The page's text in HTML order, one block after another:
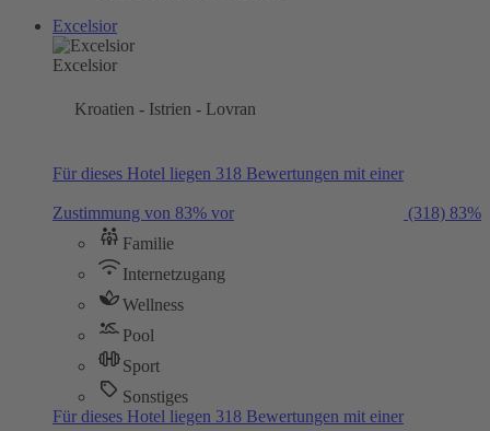
Excelsior
Excelsior
Kroatien - Istrien - Lovran
Für dieses Hotel liegen 318 Bewertungen mit einer
Zustimmung von 83% vor (318) 83%
Familie
Internetzugang
Wellness
Pool
Sport
Sonstiges
Für dieses Hotel liegen 318 Bewertungen mit einer